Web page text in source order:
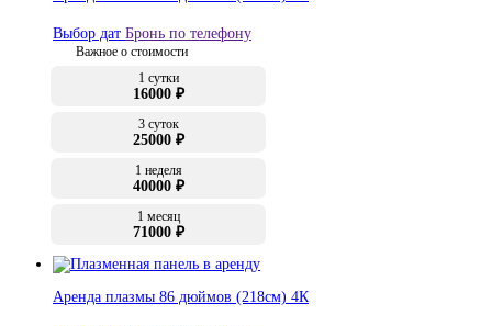
Выбор дат Бронь по телефону
Важное о стоимости
1 сутки
16000 ₽
3 суток
25000 ₽
1 неделя
40000 ₽
1 месяц
71000 ₽
Аренда плазмы 86 дюймов (218см) 4К